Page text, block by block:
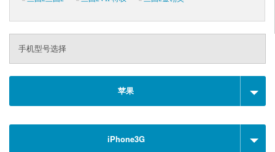
手机型号选择
苹果
iPhone3G